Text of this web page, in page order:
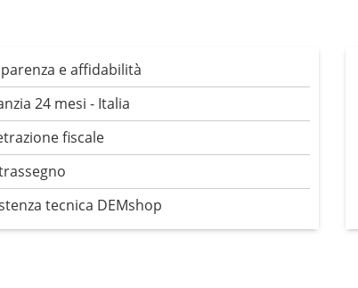
e affidabilità
24 mesi - Italia
fiscale
tecnica DEMshop